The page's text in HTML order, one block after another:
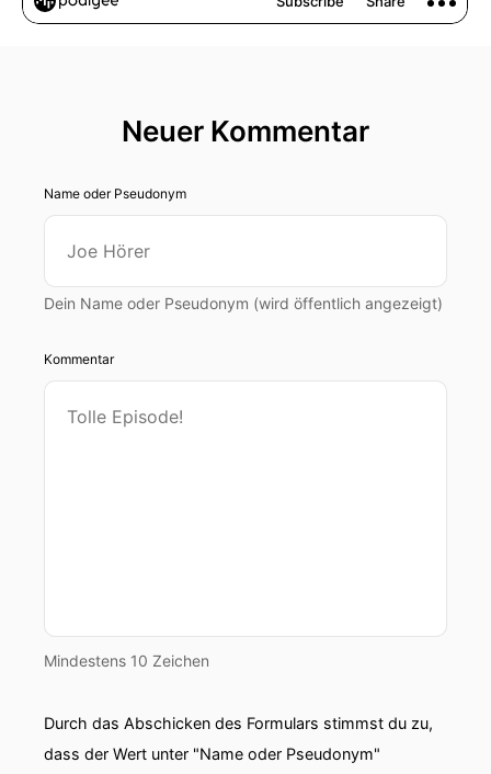
Neuer Kommentar
Name oder Pseudonym
Dein Name oder Pseudonym (wird öffentlich angezeigt)
Kommentar
Mindestens 10 Zeichen
Durch das Abschicken des Formulars stimmst du zu,
dass der Wert unter "Name oder Pseudonym"